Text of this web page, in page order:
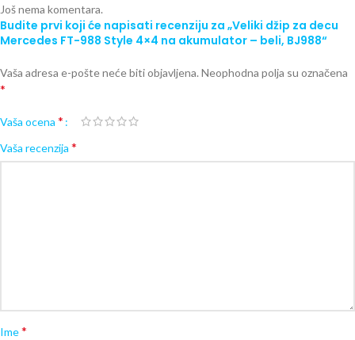
Još nema komentara.
Budite prvi koji će napisati recenziju za „Veliki džip za decu
Mercedes FT-988 Style 4×4 na akumulator – beli, BJ988“
Vaša adresa e-pošte neće biti objavljena. Neophodna polja su označena
*
Vaša ocena *
Vaša recenzija *
Ime*